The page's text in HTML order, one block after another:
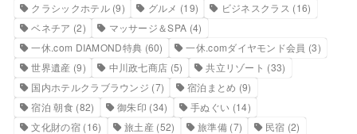
クラシックホテル(9) グルメ (19) ビジネスクラス (16)
ベネチア (2) マッサージ＆SPA (4)
一休.com DIAMOND特典 (60) 一休.comダイヤモンド会員 (3)
世界遺産 (9) 中川政七商店 (5) 共立リゾート (33)
国内ホテルクラブラウンジ (7) 宿泊まとめ (9)
宿泊 朝食 (82) 御朱印 (34) 手ぬぐい (14)
文化財の宿(16) 旅土産 (52) 旅準備 (7) 民宿 (2)